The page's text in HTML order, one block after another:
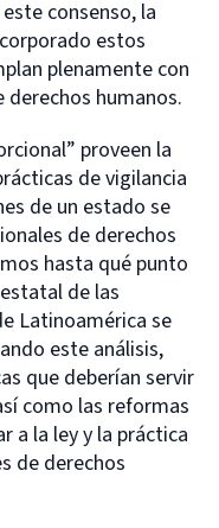
consenso, la
estos
plenamente con
humanos.
proveen la
de vigilancia
de un estado se
de derechos
hasta qué punto
de las
Latinoamérica se
este análisis,
que deberían servir
como las reformas
a la ley y la práctica
de derechos